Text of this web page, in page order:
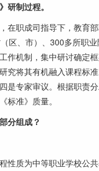
研制过程。
职成司指导下，教育
区、市）、300多所职
作机制，集中研讨确定
究将其有机融入课程标
是专家审议。根据职责
标准》质量。
分组成？
质为中等职业学校公共